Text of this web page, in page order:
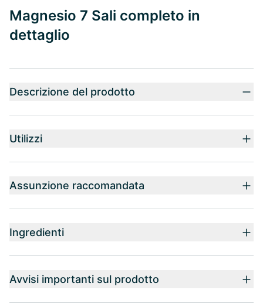
Magnesio 7 Sali completo in
dettaglio
Descrizione del prodotto
Utilizzi
Assunzione raccomandata
Ingredienti
Avvisi importanti sul prodotto